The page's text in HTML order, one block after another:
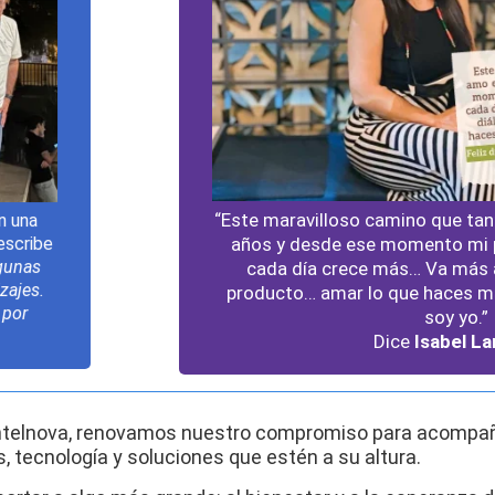
una
lo
por
“Este maravilloso camino que
años y desde ese momento mi
cada día crece más… Va más
producto… amar lo que haces
soy yo.”
Dice Isabel
Lo que queda claro es que la
un empleo. Es una forma de
volvería a elegir esta
Andrea
renovamos nuestro compromiso para
tecnología y soluciones que estén a su altura.